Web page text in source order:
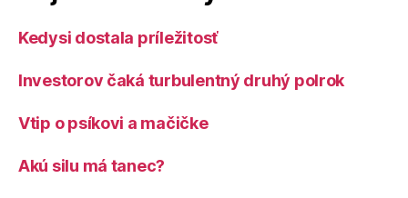
Kedysi dostala príležitosť
Investorov čaká turbulentný druhý polrok
Vtip o psíkovi a mačičke
Akú silu má tanec?